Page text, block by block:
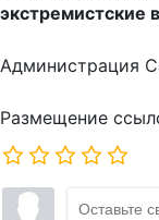
экстремистские
Администрация
Размещение